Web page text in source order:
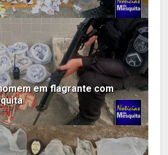
em flagrante com